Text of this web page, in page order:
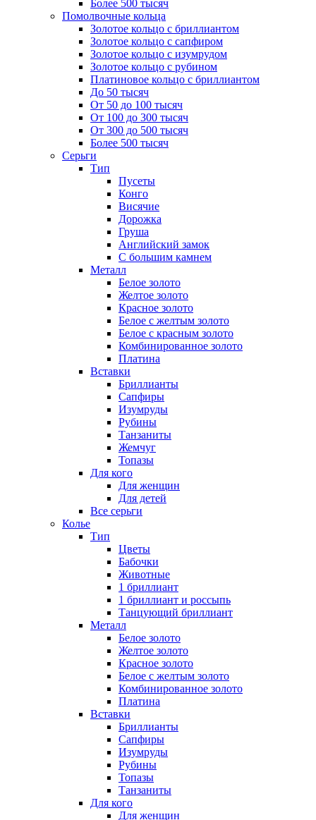
Более 500 тысяч
Помолвочные кольца
Золотое кольцо с бриллиантом
Золотое кольцо с сапфиром
Золотое кольцо с изумрудом
Золотое кольцо с рубином
Платиновое кольцо с бриллиантом
До 50 тысяч
От 50 до 100 тысяч
От 100 до 300 тысяч
От 300 до 500 тысяч
Более 500 тысяч
Серьги
Тип
Пусеты
Конго
Висячие
Дорожка
Груша
Английский замок
С большим камнем
Металл
Белое золото
Желтое золото
Красное золото
Белое с желтым золото
Белое с красным золото
Комбинированное золото
Платина
Вставки
Бриллианты
Сапфиры
Изумруды
Рубины
Танзаниты
Жемчуг
Топазы
Для кого
Для женщин
Для детей
Все серьги
Колье
Тип
Цветы
Бабочки
Животные
1 бриллиант
1 бриллиант и россыпь
Танцующий бриллиант
Металл
Белое золото
Желтое золото
Красное золото
Белое с желтым золото
Комбинированное золото
Платина
Вставки
Бриллианты
Сапфиры
Изумруды
Рубины
Топазы
Танзаниты
Для кого
Для женщин